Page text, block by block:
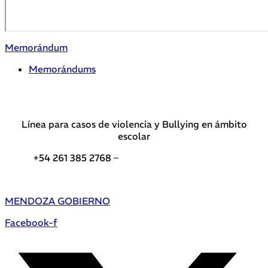
Memorándum
Memorándums
Línea para casos de violencia y Bullying en ámbito
escolar
+54 261 385 2768 –
MENDOZA GOBIERNO
Facebook-f